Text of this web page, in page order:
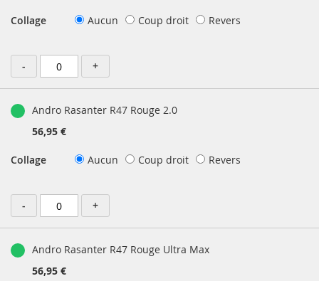
Collage Aucun Coup droit Revers
- +
Andro Rasanter R47 Rouge 2.0
56,95 €
Collage Aucun Coup droit Revers
- +
Andro Rasanter R47 Rouge Ultra Max
56,95 €